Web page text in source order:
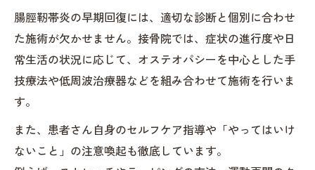
腸脛靭帯炎の早期回復には、適切な診断と個別に合わせ
た施術が欠かせません。接骨院では、症状の進行度や日
常生活の状況に応じて、オステオパシーを中心とした手
技療法や低周波治療器などを組み合わせて施術を行いま
す。
また、患者さん自身のセルフケア指導や「やってはいけ
ないこと」の注意喚起も徹底しています。